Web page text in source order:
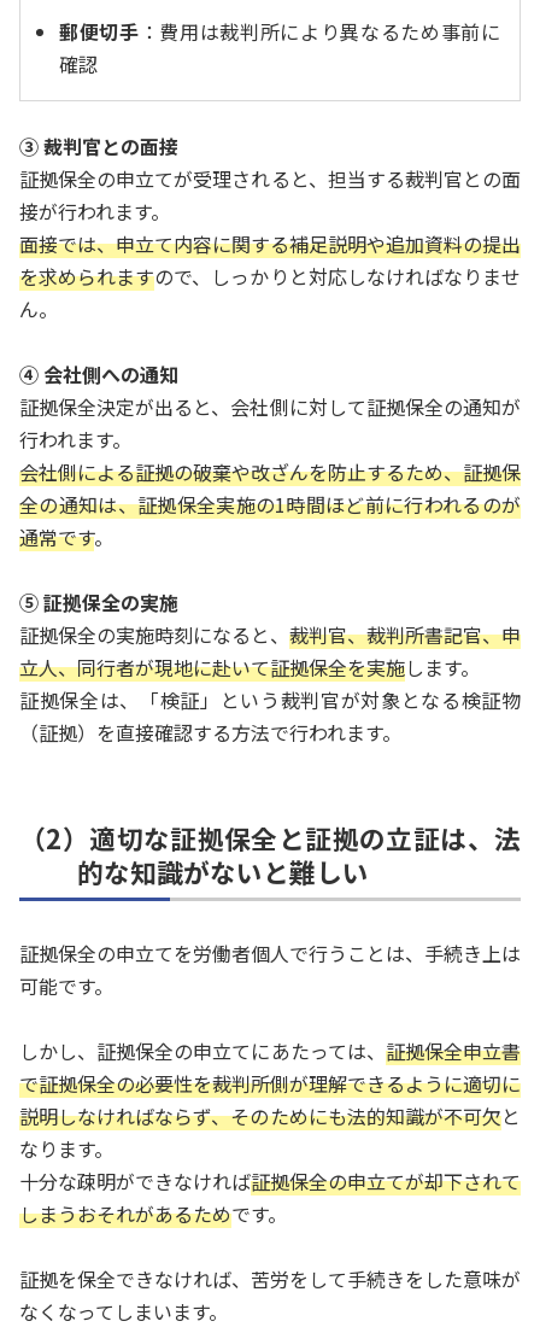
郵便切手 ：費用は裁判所により異なるため事前に
確認
③ 裁判官との面接
証拠保全の申立てが受理されると、担当する裁判官との面
接が行われます。
面接では、申立て内容に関する補足説明や追加資料の提出
を求められますので、しっかりと対応しなければなりませ
ん。
④ 会社側への通知
証拠保全決定が出ると、会社側に対して証拠保全の通知が
行われます。
会社側による証拠の破棄や改ざんを防止するため、証拠保
全の通知は、証拠保全実施の1時間ほど前に行われるのが
通常です。
⑤ 証拠保全の実施
証拠保全の実施時刻になると、 裁判官、裁判所書記官、申
立人、同行者が現地に赴いて証拠保全を実施します。
証拠保全は、「検証」という裁判官が対象となる検証物
（証拠）を直接確認する方法で行われます。
（2）適切な証拠保全と証拠の立証は、法
的な知識がないと難しい
証拠保全の申立てを労働者個人で行うことは、手続き上は
可能です。
しかし、証拠保全の申立てにあたっては、 証拠保全申立書
で証拠保全の必要性を裁判所側が理解できるように適切に
説明しなければならず、そのためにも法的知識が不可欠と
なります。
十分な疎明ができなければ証拠保全の申立てが却下されて
しまうおそれがあるためです。
証拠を保全できなければ、苦労をして手続きをした意味が
なくなってしまいます。